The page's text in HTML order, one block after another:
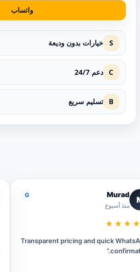
واتساب
S خيارات بدون وديعة
C دعم 24/7
B تسليم سريع
Murad
منذ أسبوع
G
“Transparent pricing and quick